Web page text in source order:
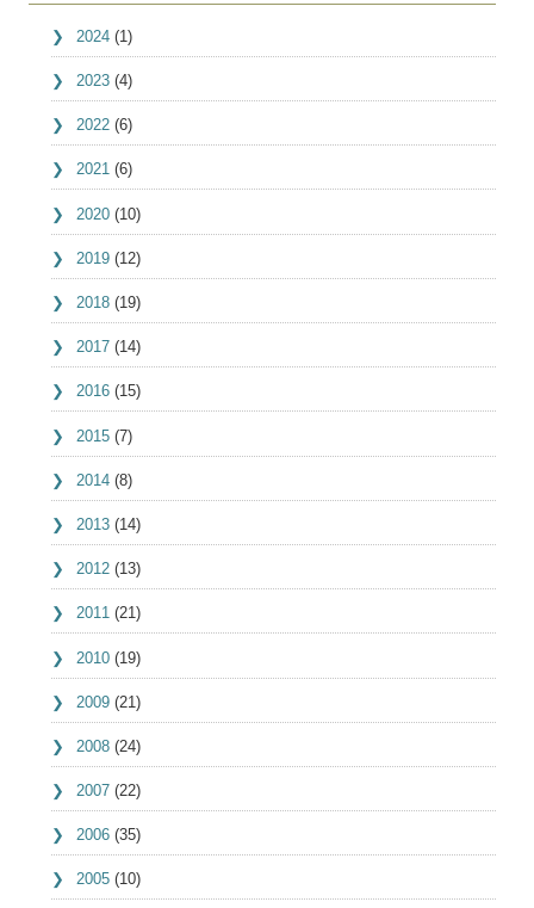
2024 (1)
2023 (4)
2022 (6)
2021 (6)
2020 (10)
2019 (12)
2018 (19)
2017 (14)
2016 (15)
2015 (7)
2014 (8)
2013 (14)
2012 (13)
2011 (21)
2010 (19)
2009 (21)
2008 (24)
2007 (22)
2006 (35)
2005 (10)